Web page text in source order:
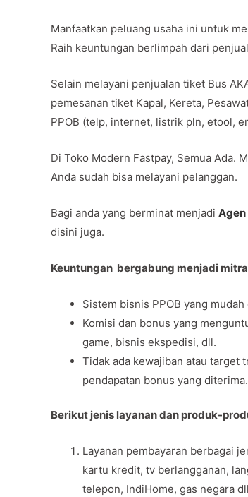
Manfaatkan peluang usaha ini untuk
Raih keuntungan berlimpah dari
Selain melayani penjualan tiket Bus
pemesanan tiket Kapal, Kereta,
PPOB (telp, internet, listrik pln, etool,
Di Toko Modern Fastpay, Semua Ada.
Anda sudah bisa melayani pelanggan.
Bagi anda yang berminat menjadi Agen
disini juga.
Keuntungan bergabung menjadi
Sistem bisnis PPOB yang
Komisi dan bonus yang
game, bisnis ekspedisi, dll.
Tidak ada kewajiban atau target
pendapatan bonus yang diterima.
Berikut jenis layanan dan produk-
Layanan pembayaran berbagai
kartu kredit, tv berlangganan,
telepon, IndiHome, gas negara